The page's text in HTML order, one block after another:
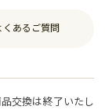
くあるご質問
交換は終了いたし